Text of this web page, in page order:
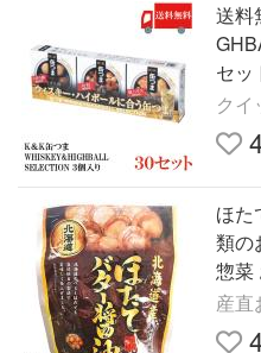
送料
セッ
クイ
ほた
類の
惣菜
海道
産直
店